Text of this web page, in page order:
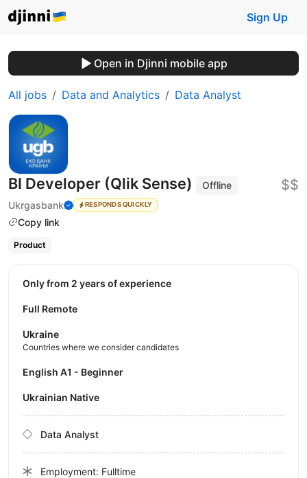
Sign Up
Open in Djinni mobile app
All jobs Data and Analytics Data Analyst
BI Developer (Qlik Sense)
Offline
Ukrgasbank
RESPONDS QUICKLY
Copy link
$$
Product
Only from 2 years of experience
Full Remote
Ukraine
Countries where we consider candidates
English A1 - Beginner
Ukrainian Native
Data Analyst
Employment: Fulltime